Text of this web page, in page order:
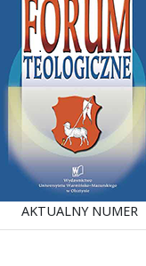
AKTUALNY NUMER